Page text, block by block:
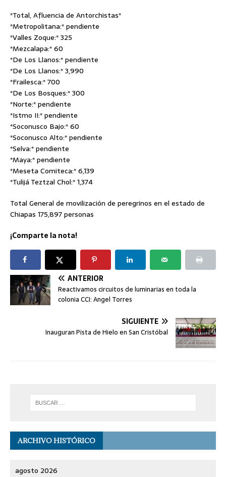
*Total, Afluencia de Antorchistas*
*Metropolitana:* pendiente
*Valles Zoque:* 325
*Mezcalapa:* 60
*De Los Llanos:* pendiente
*De Los Llanos:* 3,990
*Frailesca:* 700
*De Los Bosques:* 300
*Norte:* pendiente
*Istmo II:* pendiente
*Soconusco Bajo:* 60
*Soconusco Alto:* pendiente
*Selva:* pendiente
*Maya:* pendiente
*Meseta Comiteca:* 6,139
*Tulijá Teztzal Chol:* 1,374
Total General de movilización de peregrinos en el estado de
Chiapas 175,897 personas
¡Comparte la nota!
ANTERIOR
Reactivamos circuitos de luminarias en toda la
colonia CCI: Angel Torres
SIGUIENTE
Inauguran Pista de Hielo en San Cristóbal
ARCHIVO HISTÓRICO
agosto 2026